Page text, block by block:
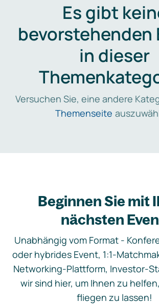
Es gibt
bevorstehenden
in dieser
Versuchen Sie, eine andere
Themenseite
Beginnen Sie mit
nächsten
Unabhängig vom Format -
oder hybrides Event, 1:1-
Networking-Plattform, Investor-
wir sind hier, um Ihnen zu
fliegen zu lassen!